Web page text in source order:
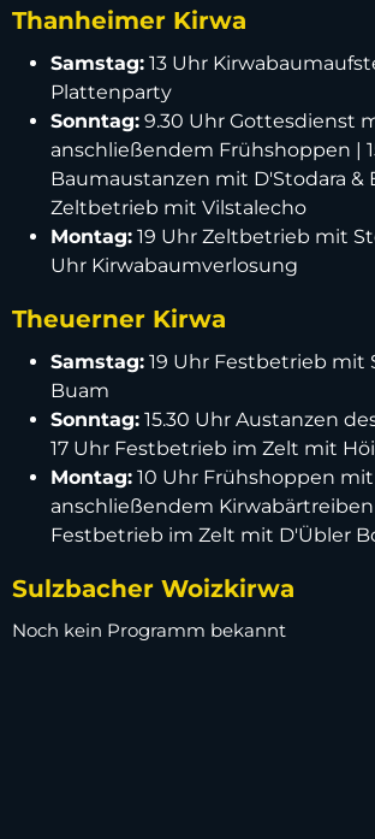
Thanheimer Kirwa
Samstag: 13 Uhr
Plattenparty
Sonntag: 9.30 Uhr Gottesdienst
anschließendem Frühshoppen |
Baumaustanzen mit D'Stodara &
Zeltbetrieb mit Vilstalecho
Montag: 19 Uhr Zeltbetrieb mit
Uhr Kirwabaumverlosung
Theuerner Kirwa
Samstag: 19 Uhr Festbetrieb mit
Buam
Sonntag: 15.30 Uhr Austanzen
17 Uhr Festbetrieb im Zelt mit
Montag: 10 Uhr Frühshoppen mit
anschließendem Kirwabärtreiben
Festbetrieb im Zelt mit D'Übler
Sulzbacher Woizkirwa
Noch kein Programm bekannt